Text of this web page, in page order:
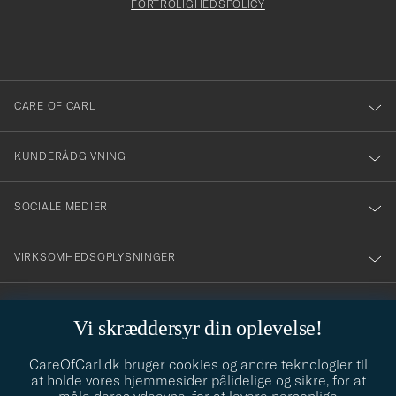
Vi skræddersyr din oplevelse!
CareOfCarl.dk bruger cookies og andre teknologier til
at holde vores hjemmesider pålidelige og sikre, for at
dig
till
vårt
nyhetsbrev!
FORTROLIGHEDSPOLICY
CARE OF CARL
KUNDERÅDGIVNING
SOCIALE MEDIER
VIRKSOMHEDSOPLYSNINGER
info@careofcarl.dk
Behøver du hjælp til at finde din stil? Lad os hjælpe dig, vi hjælper
gerne til!